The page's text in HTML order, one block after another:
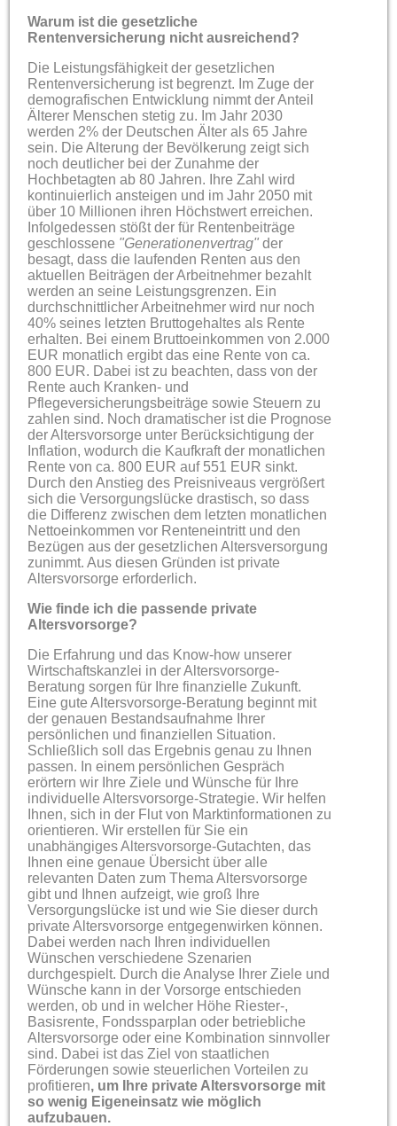
Warum ist die gesetzliche
Rentenversicherung nicht ausreichend?
Die Leistungsfähigkeit der gesetzlichen
Rentenversicherung ist begrenzt. Im Zuge der
demografischen Entwicklung nimmt der Anteil
Älterer Menschen stetig zu. Im Jahr 2030
werden 2% der Deutschen Älter als 65 Jahre
sein. Die Alterung der Bevölkerung zeigt sich
noch deutlicher bei der Zunahme der
Hochbetagten ab 80 Jahren. Ihre Zahl wird
kontinuierlich ansteigen und im Jahr 2050 mit
über 10 Millionen ihren Höchstwert erreichen.
Infolgedessen stößt der für Rentenbeiträge
geschlossene "Generationenvertrag" der
besagt, dass die laufenden Renten aus den
aktuellen Beiträgen der Arbeitnehmer bezahlt
werden an seine Leistungsgrenzen. Ein
durchschnittlicher Arbeitnehmer wird nur noch
40% seines letzten Bruttogehaltes als Rente
erhalten. Bei einem Bruttoeinkommen von 2.000
EUR monatlich ergibt das eine Rente von ca.
800 EUR. Dabei ist zu beachten, dass von der
Rente auch Kranken- und
Pflegeversicherungsbeiträge sowie Steuern zu
zahlen sind. Noch dramatischer ist die Prognose
der Altersvorsorge unter Berücksichtigung der
Inflation, wodurch die Kaufkraft der monatlichen
Rente von ca. 800 EUR auf 551 EUR sinkt.
Durch den Anstieg des Preisniveaus vergrößert
sich die Versorgungslücke drastisch, so dass
die Differenz zwischen dem letzten monatlichen
Nettoeinkommen vor Renteneintritt und den
Bezügen aus der gesetzlichen Altersversorgung
zunimmt. Aus diesen Gründen ist private
Altersvorsorge erforderlich.
Wie finde ich die passende private
Altersvorsorge?
Die Erfahrung und das Know-how unserer
Wirtschaftskanzlei in der Altersvorsorge-
Beratung sorgen für Ihre finanzielle Zukunft.
Eine gute Altersvorsorge-Beratung beginnt mit
der genauen Bestandsaufnahme Ihrer
persönlichen und finanziellen Situation.
Schließlich soll das Ergebnis genau zu Ihnen
passen. In einem persönlichen Gespräch
erörtern wir Ihre Ziele und Wünsche für Ihre
individuelle Altersvorsorge-Strategie. Wir helfen
Ihnen, sich in der Flut von Marktinformationen zu
orientieren. Wir erstellen für Sie ein
unabhängiges Altersvorsorge-Gutachten, das
Ihnen eine genaue Übersicht über alle
relevanten Daten zum Thema Altersvorsorge
gibt und Ihnen aufzeigt, wie groß Ihre
Versorgungslücke ist und wie Sie dieser durch
private Altersvorsorge entgegenwirken können.
Dabei werden nach Ihren individuellen
Wünschen verschiedene Szenarien
durchgespielt. Durch die Analyse Ihrer Ziele und
Wünsche kann in der Vorsorge entschieden
werden, ob und in welcher Höhe Riester-,
Basisrente, Fondssparplan oder betriebliche
Altersvorsorge oder eine Kombination sinnvoller
sind. Dabei ist das Ziel von staatlichen
Förderungen sowie steuerlichen Vorteilen zu
profitieren, um Ihre private Altersvorsorge mit
so wenig Eigeneinsatz wie möglich
aufzubauen.